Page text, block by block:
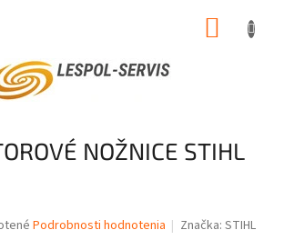
NOŽNICE STIHL
Podrobnosti hodnotenia Značka:STIHL